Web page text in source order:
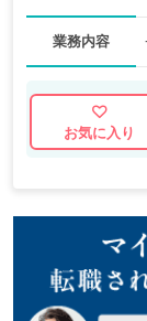
業務内容
お気に入り